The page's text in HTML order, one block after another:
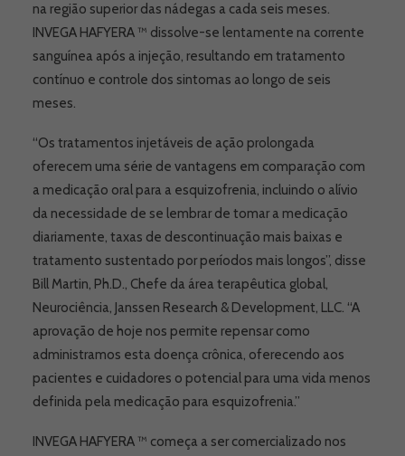
na região superior das nádegas a cada seis meses.
INVEGA HAFYERA ™ dissolve-se lentamente na corrente
sanguínea após a injeção, resultando em tratamento
contínuo e controle dos sintomas ao longo de seis
meses.
“Os tratamentos injetáveis ​​de ação prolongada
oferecem uma série de vantagens em comparação com
a medicação oral para a esquizofrenia, incluindo o alívio
da necessidade de se lembrar de tomar a medicação
diariamente, taxas de descontinuação mais baixas e
tratamento sustentado por períodos mais longos”, disse
Bill Martin, Ph.D., Chefe da área terapêutica global,
Neurociência, Janssen Research & Development, LLC. “A
aprovação de hoje nos permite repensar como
administramos esta doença crônica, oferecendo aos
pacientes e cuidadores o potencial para uma vida menos
definida pela medicação para esquizofrenia.”
INVEGA HAFYERA ™ começa a ser comercializado nos